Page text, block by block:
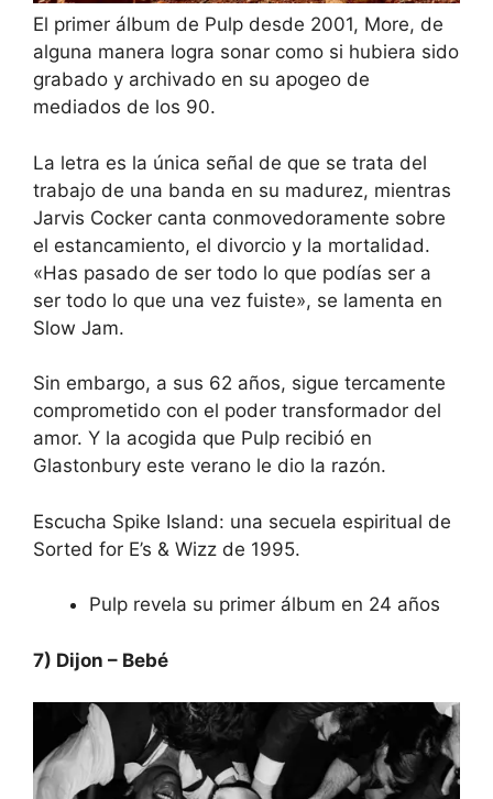
El primer álbum de Pulp desde 2001, More, de
alguna manera logra sonar como si hubiera sido
grabado y archivado en su apogeo de
mediados de los 90.
La letra es la única señal de que se trata del
trabajo de una banda en su madurez, mientras
Jarvis Cocker canta conmovedoramente sobre
el estancamiento, el divorcio y la mortalidad.
«Has pasado de ser todo lo que podías ser a
ser todo lo que una vez fuiste», se lamenta en
Slow Jam.
Sin embargo, a sus 62 años, sigue tercamente
comprometido con el poder transformador del
amor. Y la acogida que Pulp recibió en
Glastonbury este verano le dio la razón.
Escucha Spike Island: una secuela espiritual de
Sorted for E’s & Wizz de 1995.
Pulp revela su primer álbum en 24 años
7) Dijon – Bebé